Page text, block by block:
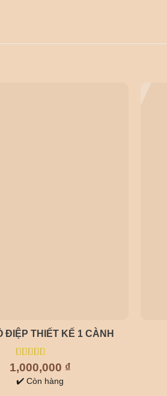
ĐIỆP THIẾT KẾ 1 CÀNH
5.00out of
5
1,000,000 ₫
✔️ Còn hàng